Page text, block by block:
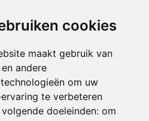
cookies
maakt gebruik van
andere
om uw
te verbeteren
doeleinden: om